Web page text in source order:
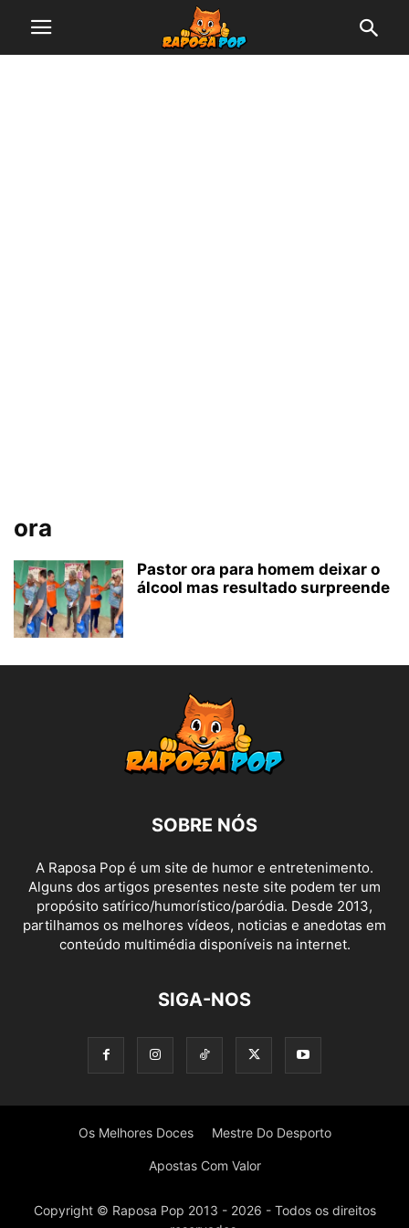
ora
Pastor ora para homem deixar o
álcool mas resultado surpreende
SOBRE NÓS
A Raposa Pop é um site de humor e entretenimento.
Alguns dos artigos presentes neste site podem ter um
propósito satírico/humorístico/paródia. Desde 2013,
partilhamos os melhores vídeos, noticias e anedotas em
conteúdo multimédia disponíveis na internet.
SIGA-NOS
Os Melhores Doces Mestre Do Desporto
Apostas Com Valor
Copyright © Raposa Pop 2013 - 2026 - Todos os direitos